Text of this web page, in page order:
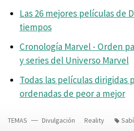
Las 26 mejores películas de
tiempos
Cronología Marvel - Orden
y series del Universo Marvel
Todas las películas dirigidas
ordenadas de peor a mejor
TEMAS Divulgación Reality